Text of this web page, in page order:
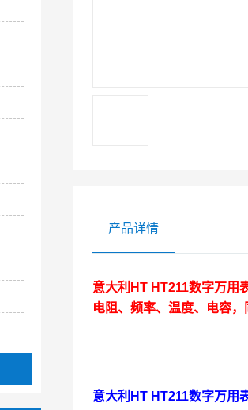
产品详情
意大利HT HT211数字万用
电阻、频率、温度、电容
意大利HT HT211数字万用